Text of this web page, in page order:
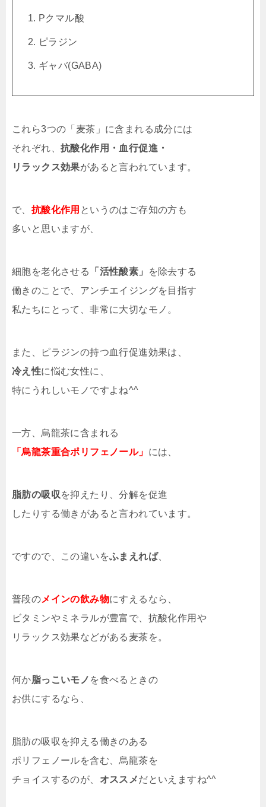
Pクマル酸
ピラジン
ギャバ(GABA)
これら3つの「麦茶」に含まれる成分には
それぞれ、 抗酸化作用・血行促進・
リラックス効果があると言われています。
で、 抗酸化作用 というのはご存知の方も
多いと思いますが、
細胞を老化させる 「活性酸素」
を除去する
働きのことで、アンチエイジングを目指す
私たちにとって、非常に大切なモノ。
また、ピラジンの持つ血行促進効果は、
冷え性に悩む女性に、
特にうれしいモノですよね^^
一方、烏龍茶に含まれる
「烏龍茶重合ポリフェノール」 には、
脂肪の吸収 を抑えたり、分解を促進
したりする働きがあると言われています。
ですので、この違いをふまえれば、
普段のメインの飲み物にすえるなら、
ビタミンやミネラルが豊富で、抗酸化作用や
リラックス効果などがある麦茶を。
何か脂っこいモノ を食べるときの
お供にするなら、
脂肪の吸収を抑える働きのある
ポリフェノールを含む、烏龍茶を
チョイスするのが、 オススメだといえますね^^